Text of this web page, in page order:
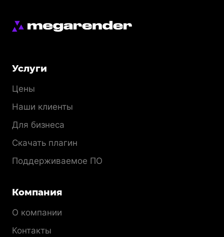
Меню
Услуги
Цены
Наши клиенты
Для бизнеса
Скачать плагин
Поддерживаемое ПО
Компания
О компании
Контакты